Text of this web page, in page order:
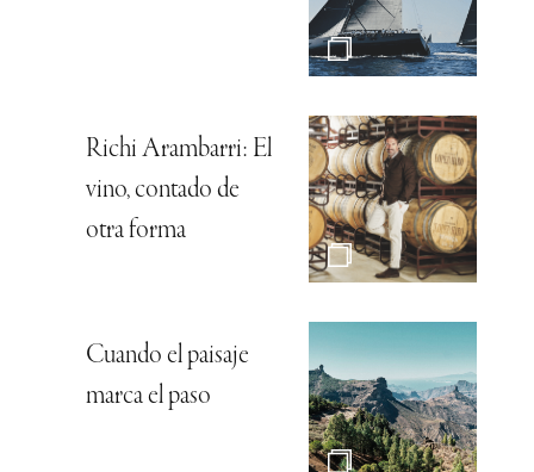
Richi Arambarri: El
vino, contado de
otra forma
Cuando el paisaje
marca el paso